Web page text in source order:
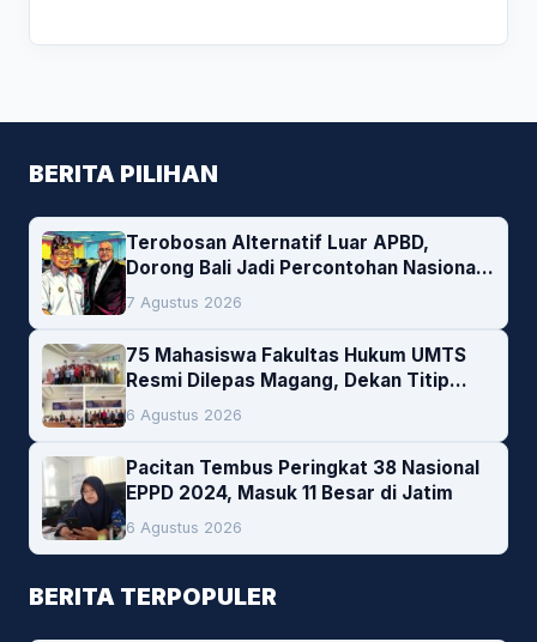
BERITA PILIHAN
Terobosan Alternatif Luar APBD,
Dorong Bali Jadi Percontohan Nasional
Pembiayaan Daerah
7 Agustus 2026
75 Mahasiswa Fakultas Hukum UMTS
Resmi Dilepas Magang, Dekan Titip
Empat Pesan Penting
6 Agustus 2026
Pacitan Tembus Peringkat 38 Nasional
EPPD 2024, Masuk 11 Besar di Jatim
6 Agustus 2026
BERITA TERPOPULER